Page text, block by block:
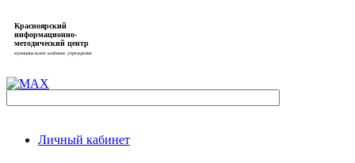
Красноярский
информационно-
методический центр
муниципальное казённое учреждение
Личный кабинет